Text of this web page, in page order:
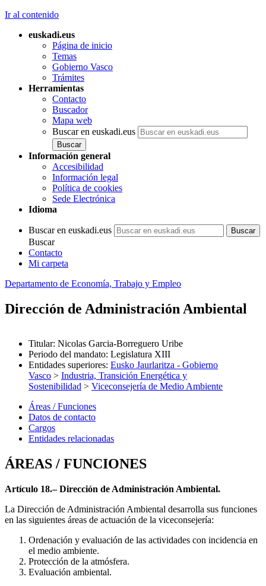
Ir al contenido
euskadi.eus
Página de inicio
Temas
Gobierno Vasco
Trámites
Herramientas
Contacto
Buscador
Mapa web
Buscar en euskadi.eus
Información general
Accesibilidad
Información legal
Política de cookies
Sede Electrónica
Idioma
Buscar en euskadi.eus
Buscar
Contacto
Mi carpeta
Departamento de Economía, Trabajo y Empleo
Dirección de Administración Ambiental
Titular: Nicolas Garcia-Borreguero Uribe
Periodo del mandato: Legislatura XIII
Entidades superiores: Eusko Jaurlaritza - Gobierno
Vasco > Industria, Transición Energética y
Sostenibilidad > Viceconsejería de Medio Ambiente
Áreas / Funciones
Datos de contacto
Cargos
Entidades relacionadas
ÁREAS / FUNCIONES
Artículo 18.– Dirección de Administración Ambiental.
La Dirección de Administración Ambiental desarrolla sus funciones
en las siguientes áreas de actuación de la viceconsejería:
Ordenación y evaluación de las actividades con incidencia en
el medio ambiente.
Protección de la atmósfera.
Evaluación ambiental.